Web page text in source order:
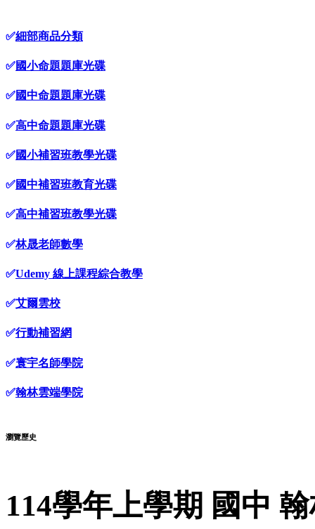
✅細部商品分類
✅國小命題題庫光碟
✅國中命題題庫光碟
✅高中命題題庫光碟
✅國小補習班教學光碟
✅國中補習班教育光碟
✅高中補習班教學光碟
✅林晟老師數學
✅Udemy 線上課程綜合教學
✅艾爾雲校
✅行動補習網
✅寰宇名師學院
✅翰林雲端學院
瀏覽歷史
114學年上學期 國中